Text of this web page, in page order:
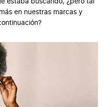
estaba buscando, ¿pero tal
en nuestras marcas y